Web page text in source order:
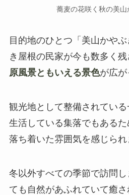
蕎麦の花咲く秋の美山
目的地のひとつ「美山かや
き屋根の民家が今も数多く残
原風景ともいえる景色が広が
観光地として整備されてい
生活している集落でもあるた
落ち着いた雰囲気を感じられ
冬以外すべての季節で訪問
ても自然があふれていて癒さ